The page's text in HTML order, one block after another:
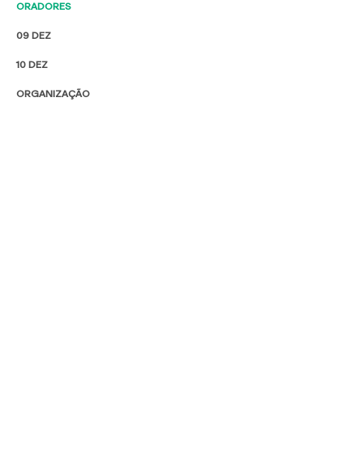
ORADORES
09 DEZ
10 DEZ
ORGANIZAÇÃO